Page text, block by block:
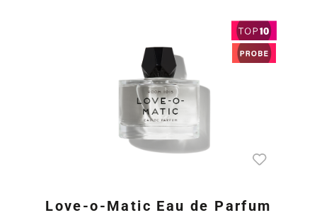
Love-o-Matic Eau de Parfum